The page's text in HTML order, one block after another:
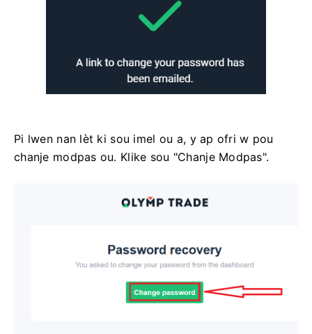
Pi lwen nan lèt ki sou imel ou a, y ap ofri w pou
chanje modpas ou. Klike sou "Chanje Modpas".